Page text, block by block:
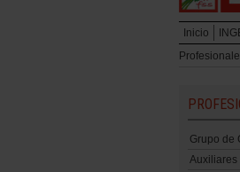
Inicio
Grupo de
Auxiliares